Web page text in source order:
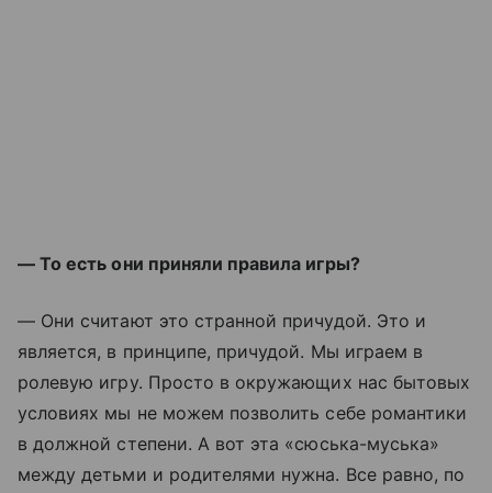
— То есть они приняли правила игры?
— Они считают это странной причудой. Это и
является, в принципе, причудой. Мы играем в
ролевую игру. Просто в окружающих нас бытовых
условиях мы не можем позволить себе романтики
в должной степени. А вот эта «сюська-муська»
между детьми и родителями нужна. Все равно, по